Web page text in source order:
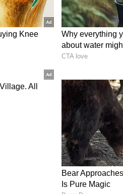
భ‌క్తులు శ్రీవారి ద‌ర్శ‌నం కోసం
తెల్లవారుజాము నుంచి
రూపంలో ద‌ర్శ‌న‌మించ్చారు. ఈ
పెద్ద సంఖ్య‌లో భ‌క్తులు
ముఖ్యంగా జర్మన్
నుండి రక్షణ